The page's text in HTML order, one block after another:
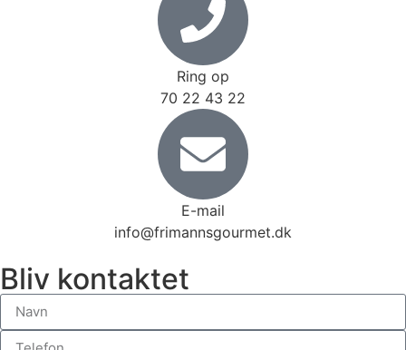
Ring op
70 22 43 22
E-mail
info@frimannsgourmet.dk
Bliv kontaktet